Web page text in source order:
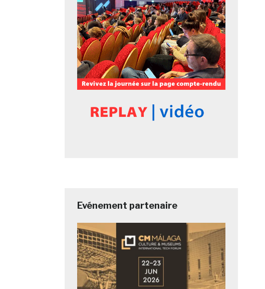
Evénement partenaire